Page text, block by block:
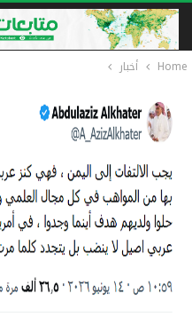
Home أخبار